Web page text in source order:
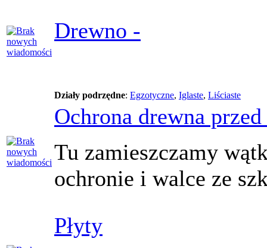
Drewno -
Działy podrzędne: Egzotyczne, Iglaste, Liściaste
Ochrona drewna
Tu zamieszczamy
ochronie i walce ze
Płyty